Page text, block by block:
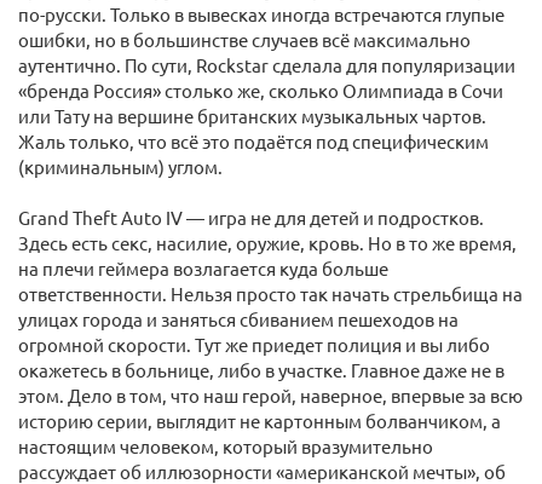
по-русски. Только в вывесках иногда встречаются глупые
ошибки, но в большинстве случаев всё максимально
аутентично. По сути, Rockstar сделала для популяризации
«бренда Россия» столько же, сколько Олимпиада в Сочи
или Тату на вершине британских музыкальных чартов.
Жаль только, что всё это подаётся под специфическим
(криминальным) углом.
Grand Theft Auto IV — игра не для детей и подростков.
Здесь есть секс, насилие, оружие, кровь. Но в то же время,
на плечи геймера возлагается куда больше
ответственности. Нельзя просто так начать стрельбища на
улицах города и заняться сбиванием пешеходов на
огромной скорости. Тут же приедет полиция и вы либо
окажетесь в больнице, либо в участке. Главное даже не в
этом. Дело в том, что наш герой, наверное, впервые за всю
историю серии, выглядит не картонным болванчиком, а
настоящим человеком, который вразумительно
рассуждает об иллюзорности «американской мечты», об